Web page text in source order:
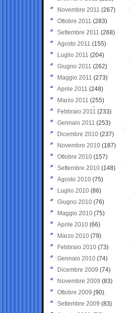
Novembre 2011 (267)
Ottobre 2011 (283)
Settembre 2011 (268)
Agosto 2011 (155)
Luglio 2011 (204)
Giugno 2011 (262)
Maggio 2011 (273)
Aprile 2011 (248)
Marzo 2011 (255)
Febbraio 2011 (233)
Gennaio 2011 (253)
Dicembre 2010 (237)
Novembre 2010 (187)
Ottobre 2010 (157)
Settembre 2010 (148)
Agosto 2010 (75)
Luglio 2010 (86)
Giugno 2010 (76)
Maggio 2010 (75)
Aprile 2010 (66)
Marzo 2010 (79)
Febbraio 2010 (73)
Gennaio 2010 (74)
Dicembre 2009 (74)
Novembre 2009 (83)
Ottobre 2009 (90)
Settembre 2009 (83)